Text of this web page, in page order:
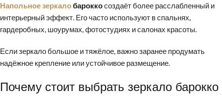
Напольное зеркалобароккосоздаёт более расслабленный и
интерьерный эффект. Его часто используют в спальнях,
гардеробных, шоурумах, фотостудиях и салонах красоты.
Если зеркало большое и тяжёлое, важно заранее продумать
надёжное крепление или устойчивое размещение.
Почему стоит выбрать зеркало барокко